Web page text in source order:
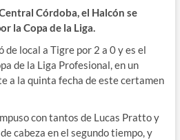
Córdoba, el Halcón se
la Copa de la Liga.
local a Tigre por 2 a 0 y es el
de la Liga Profesional, en un
a la quinta fecha de este certamen
con tantos de Lucas Pratto y
cabeza en el segundo tiempo, y